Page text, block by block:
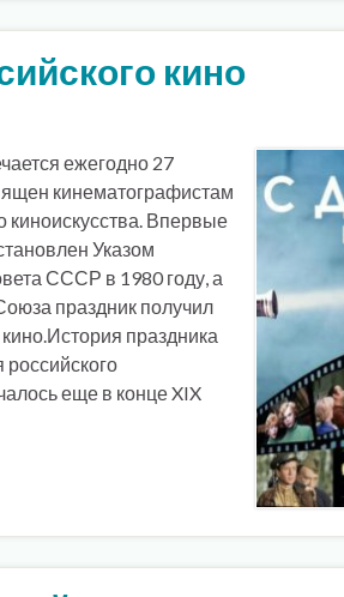
кино
ежегодно 27
кинематографистам
киноискусства. Впервые
Указом
СССР в 1980 году, а
праздник получил
праздника
российского
еще в конце XIX